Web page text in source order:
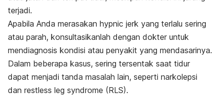
terjadi.
Apabila Anda merasakan hypnic jerk yang terlalu sering
atau parah, konsultasikanlah dengan dokter untuk
mendiagnosis kondisi atau penyakit yang mendasarinya.
Dalam beberapa kasus, sering tersentak saat tidur
dapat menjadi tanda masalah lain, seperti narkolepsi
dan restless leg syndrome (RLS).